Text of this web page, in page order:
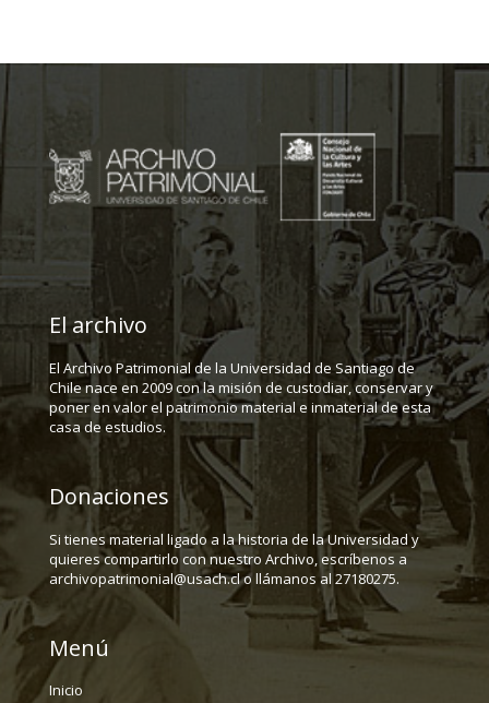
El archivo
El Archivo Patrimonial de la Universidad de Santiago de
Chile nace en 2009 con la misión de custodiar, conservar y
poner en valor el patrimonio material e inmaterial de esta
casa de estudios.
Donaciones
Si tienes material ligado a la historia de la Universidad y
quieres compartirlo con nuestro Archivo, escríbenos a
archivopatrimonial@usach.cl o llámanos al 27180275.
Menú
Inicio